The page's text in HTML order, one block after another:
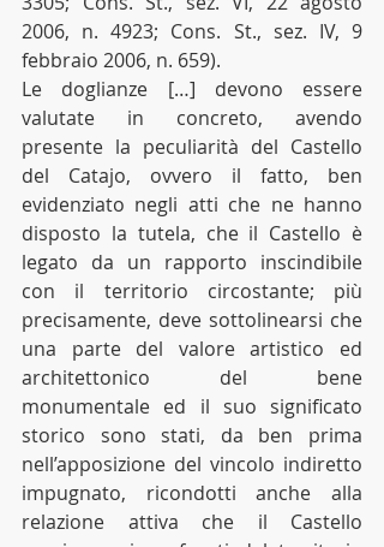
2006, n. 4923; Cons. St., sez. IV, 9
febbraio 2006, n. 659).
Le doglianze […] devono essere
valutate in concreto, avendo
presente la peculiarità del Castello
del Catajo, ovvero il fatto, ben
evidenziato negli atti che ne hanno
disposto la tutela, che il Castello è
legato da un rapporto inscindibile
con il territorio circostante; più
precisamente, deve sottolinearsi che
una parte del valore artistico ed
architettonico del bene
monumentale ed il suo significato
storico sono stati, da ben prima
nell’apposizione del vincolo indiretto
impugnato, ricondotti anche alla
relazione attiva che il Castello